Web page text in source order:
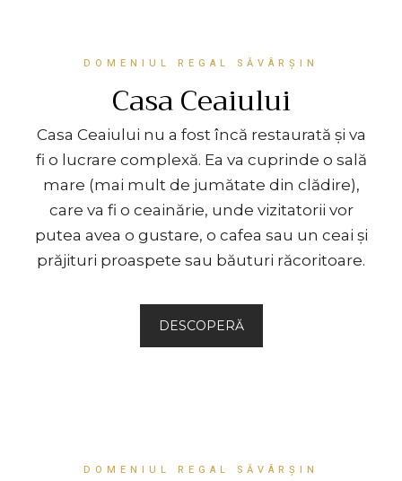
DOMENIUL REGAL SĂVÂRȘIN
Casa Ceaiului
Casa Ceaiului nu a fost încă restaurată și va
fi o lucrare complexă. Ea va cuprinde o sală
mare (mai mult de jumătate din clădire),
care va fi o ceainărie, unde vizitatorii vor
putea avea o gustare, o cafea sau un ceai și
prăjituri proaspete sau băuturi răcoritoare.
DESCOPERĂ
DOMENIUL REGAL SĂVÂRȘIN